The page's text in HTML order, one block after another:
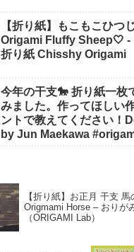
【折り紙】もこもこひつ
Origami Fluffy Sheep🤍 -
折り紙 Chisshy Origami
今年の干支🐎 折り紙一枚
みました。作ってほしい
ントで教えてください！
by Jun Maekawa
【折り紙】お正月 干支 馬
Origmami Horse – おりが
（ORIGAMI Lab）